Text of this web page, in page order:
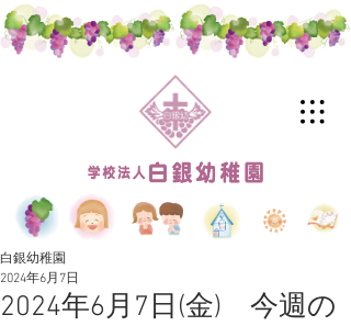
2024年6月7日(金) 今週の
白銀幼稚園
2024年6月7日